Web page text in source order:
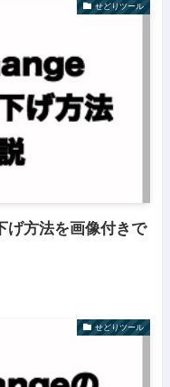
せどりツール
げ方法を画像付きで
せどりツール